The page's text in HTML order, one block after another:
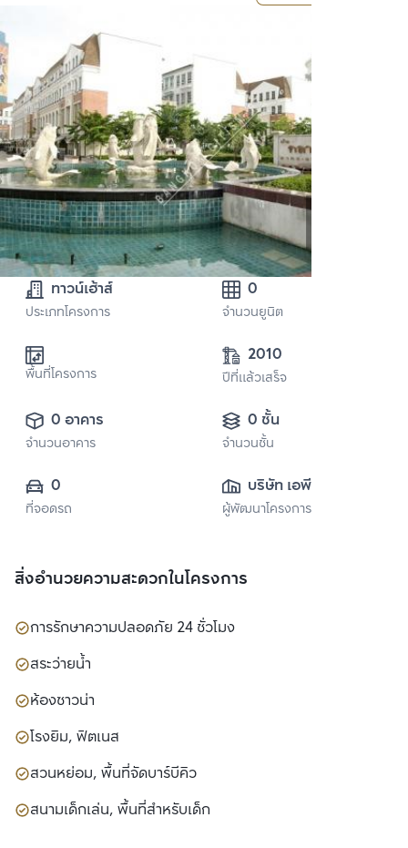
ทาวน์เฮ้าส์
ประเภทโครงการ
0
จำนวนยูนิต
พื้นที่โครงการ
2010
ปีที่แล้วเสร็จ
0 อาคาร
จำนวนอาคาร
0 ชั้น
จำนวนชั้น
0
ที่จอดรถ
บริษัท เอพี (ไทย
แลนด์)
ผู้พัฒนาโครงการ
สิ่งอำนวยความสะดวกในโครงการ
การรักษาความปลอดภัย 24 ชั่วโมง
สระว่ายน้ำ
ห้องซาวน่า
โรงยิม, ฟิตเนส
สวนหย่อม, พื้นที่จัดบาร์บีคิว
สนามเด็กเล่น, พื้นที่สำหรับเด็ก